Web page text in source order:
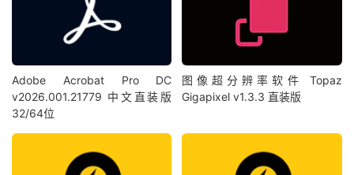
Adobe Acrobat Pro DC
v2026.001.21779 中文直装版
32/64位
图像超分辨率软件 Topaz
Gigapixel v1.3.3 直装版